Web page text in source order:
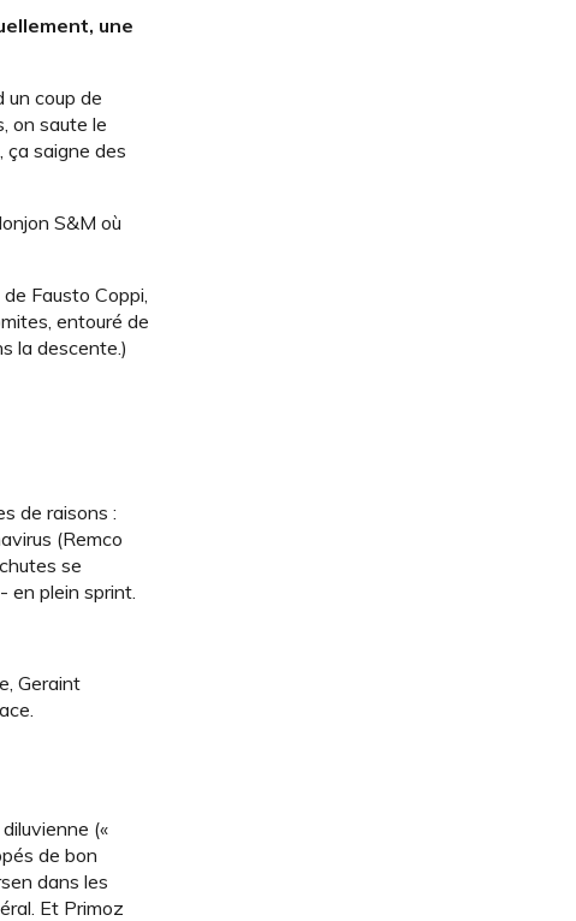
une
un coup de
on saute le
ça saigne des
S&M où
Fausto Coppi,
entouré de
la descente.)
de raisons :
(Remco
se
en plein sprint.
Geraint
(«
de bon
dans les
Et Primoz